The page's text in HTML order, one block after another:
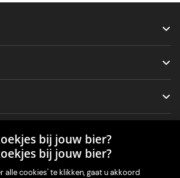
bij jouw bier?
bij jouw bier?
alle cookies' te klikken, gaat u akkoord